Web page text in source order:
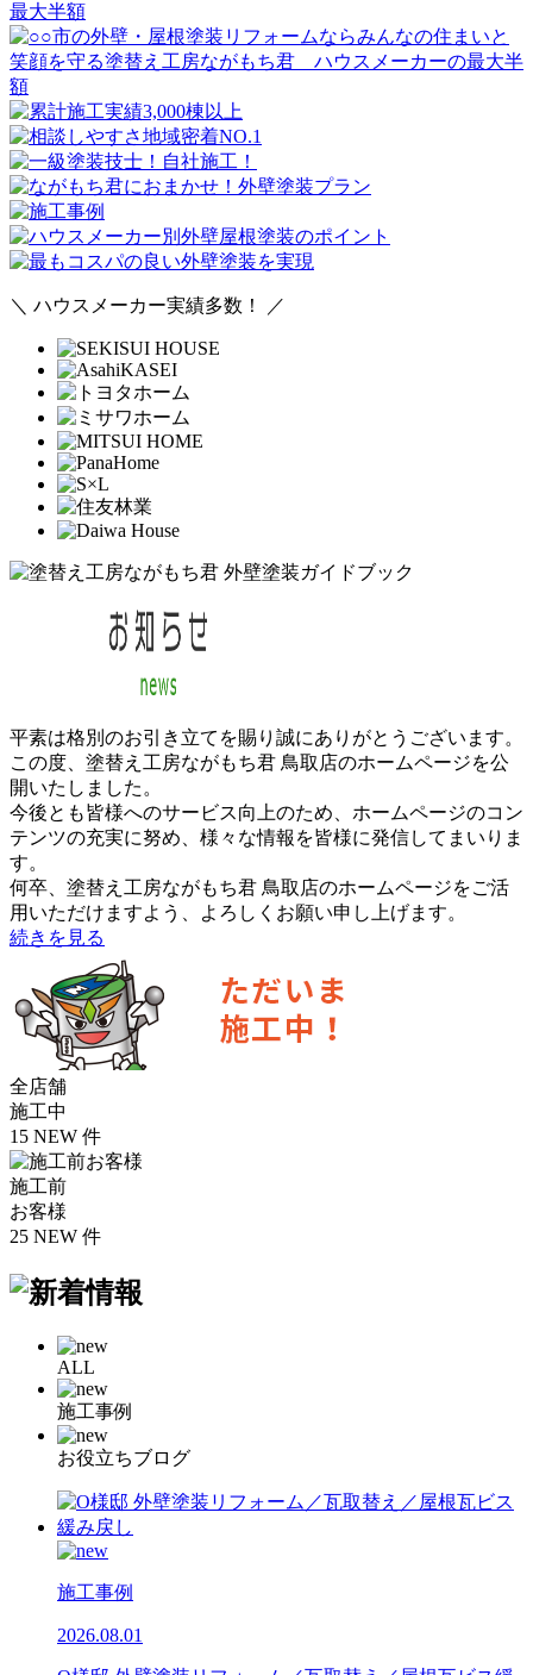
＼ ハウスメーカー実績多数！ ／
平素は格別のお引き立てを賜り誠にありがとうございます。
この度、塗替え工房ながもち君 鳥取店のホームページを公
開いたしました。
今後とも皆様へのサービス向上のため、ホームページのコン
テンツの充実に努め、様々な情報を皆様に発信してまいりま
す。
何卒、塗替え工房ながもち君 鳥取店のホームページをご活
用いただけますよう、よろしくお願い申し上げます。
続きを見る
全店舗
施工中
15 NEW 件
施工前
お客様
25 NEW 件
ALL
施工事例
お役立ちブログ
施工事例
2026.08.01